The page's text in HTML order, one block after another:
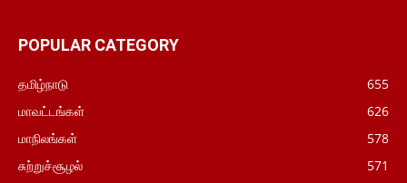
POPULAR CATEGORY
தமிழ்நாடு
655
மாவட்டங்கள்
626
மாநிலங்கள்
578
சுற்றுச்சூழல்
571